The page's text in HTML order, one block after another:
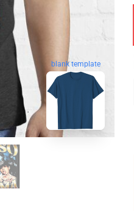
blank template